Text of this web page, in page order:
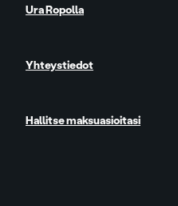
Ura Ropolla
Yhteystiedot
Hallitse maksuasioitasi